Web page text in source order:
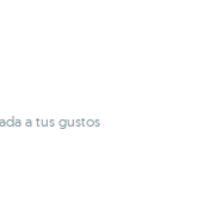
a tus gustos